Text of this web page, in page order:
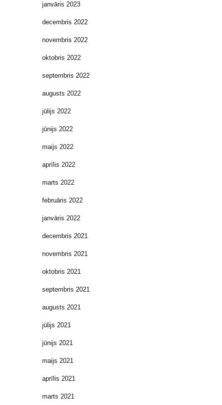
janvāris 2023
decembris 2022
novembris 2022
oktobris 2022
septembris 2022
augusts 2022
jūlijs 2022
jūnijs 2022
maijs 2022
aprīlis 2022
marts 2022
februāris 2022
janvāris 2022
decembris 2021
novembris 2021
oktobris 2021
septembris 2021
augusts 2021
jūlijs 2021
jūnijs 2021
maijs 2021
aprīlis 2021
marts 2021